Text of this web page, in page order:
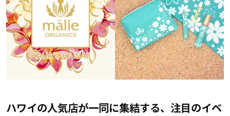
ハワイの人気店が一同に集結する、注目のイベ